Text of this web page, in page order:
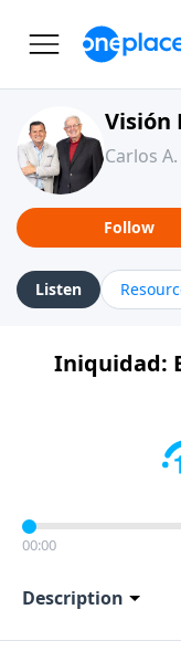
Visión
Carlos
Follow
Listen
Iniquidad:
00:00
Description